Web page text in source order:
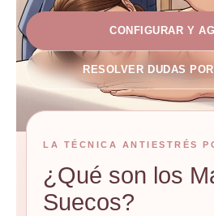
CONFIGURAR Y
RESOLVER DUDAS
LA TÉCNICA ANTIESTRÉS
¿Qué son los
Suecos?